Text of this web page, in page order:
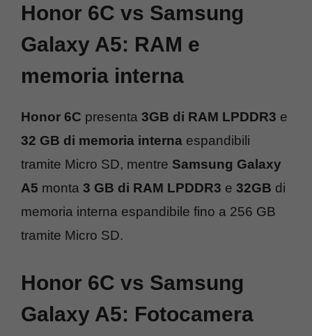
Honor 6C vs Samsung
Galaxy A5: RAM e
memoria interna
Honor 6C presenta 3GB di RAM LPDDR3 e
32 GB di memoria interna espandibili
tramite Micro SD, mentre Samsung Galaxy
A5 monta 3 GB di RAM LPDDR3 e 32GB di
memoria interna espandibile fino a 256 GB
tramite Micro SD.
Honor 6C vs Samsung
Galaxy A5: Fotocamera